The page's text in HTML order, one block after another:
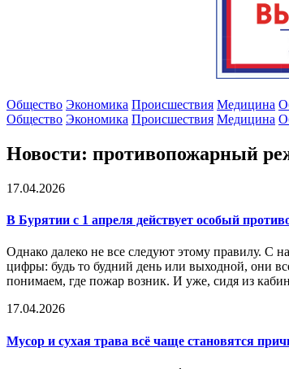
Общество Экономика Происшествия Медицина
Общество Экономика Происшествия Медицина
Новости: противопожарный
17.04.2026
В Бурятии с 1 апреля действует особый
Однако далеко не все следуют этому правилу. С
цифры: будь то будний день или выходной, они
понимаем, где пожар возник. И уже, сидя из
17.04.2026
Мусор и сухая трава всё чаще становятся